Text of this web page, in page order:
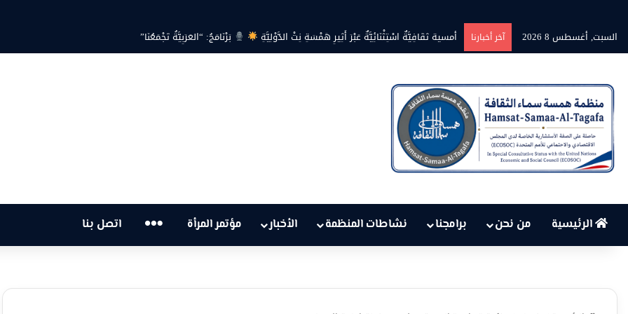
السبت, أغسطس 8 2026
آخر أخبارنا أمسية ثقَافِيَّةٌ اسْتِثْنَائِيَّةٌ عَبْرَ أَثِيرِ هَمْسَةِ نِتْ الدَّوْلِيَّةِ بَرْنَامَجُ: “العَرَبِيَّةُ تَجْمَعُنَا”
الرئيسية من نحن برامجنا نشاطات المنظمة الأخبار مؤتمر المرأة … اتصل بنا